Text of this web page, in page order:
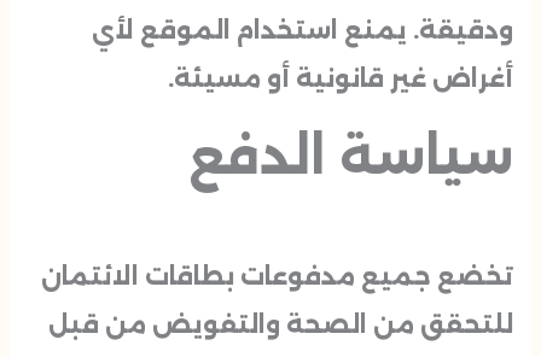
ودقيقة. يمنع استخدام الموقع لأي
أغراض غير قانونية أو مسيئة.
سياسة الدفع
تخضع جميع مدفوعات بطاقات الائتمان
للتحقق من الصحة والتفويض من قبل